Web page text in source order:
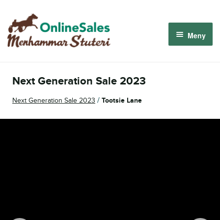
Hoppa
till
navigering
Hoppa
till
innehåll
Meny
Om oss
Next Generation Sale 2023
Next Generation Sale 2023 / Tootsie Lane